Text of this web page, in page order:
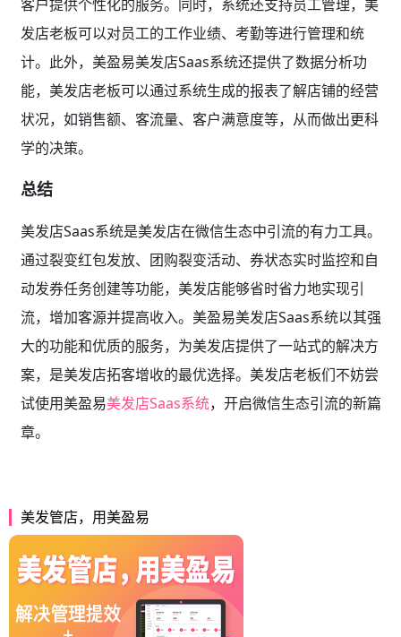
客户提供个性化的服务。同时，系统还支持员工管理，美
发店老板可以对员工的工作业绩、考勤等进行管理和统
计。此外，美盈易美发店Saas系统还提供了数据分析功
能，美发店老板可以通过系统生成的报表了解店铺的经营
状况，如销售额、客流量、客户满意度等，从而做出更科
学的决策。
总结
美发店Saas系统是美发店在微信生态中引流的有力工具。
通过裂变红包发放、团购裂变活动、券状态实时监控和自
动发券任务创建等功能，美发店能够省时省力地实现引
流，增加客源并提高收入。美盈易美发店Saas系统以其强
大的功能和优质的服务，为美发店提供了一站式的解决方
案，是美发店拓客增收的最优选择。美发店老板们不妨尝
试使用美盈易美发店Saas系统，开启微信生态引流的新篇
章。
美发管店，用美盈易